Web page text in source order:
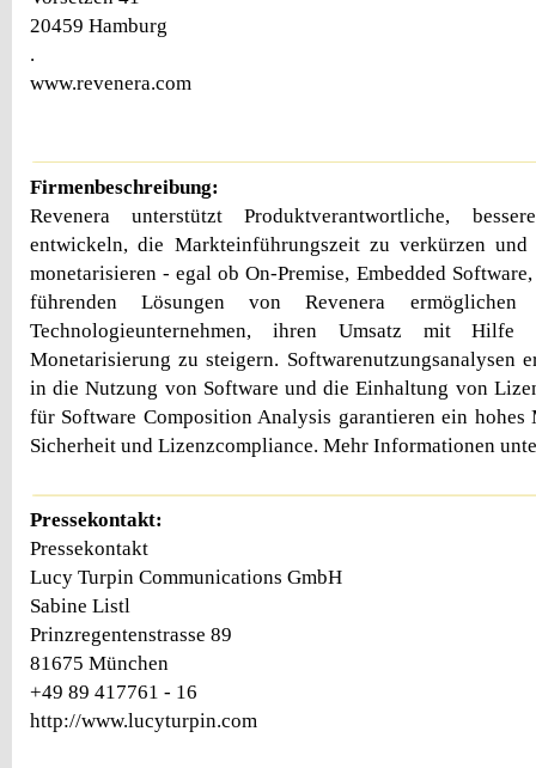
20459 Hamburg
.
www.revenera.com
Firmenbeschreibung:
Revenera unterstützt Produktverantwortliche,
entwickeln, die Markteinführungszeit zu verkürzen
monetarisieren - egal ob On-Premise, Embedded
führenden Lösungen von Revenera
Technologieunternehmen, ihren Umsatz mit Hilfe
Monetarisierung zu steigern. Softwarenutzungsanalysen
in die Nutzung von Software und die Einhaltung von
für Software Composition Analysis garantieren ein hohes
Sicherheit und Lizenzcompliance. Mehr Informationen
Pressekontakt:
Pressekontakt
Lucy Turpin Communications GmbH
Sabine Listl
Prinzregentenstrasse 89
81675 München
+49 89 417761 - 16
http://www.lucyturpin.com